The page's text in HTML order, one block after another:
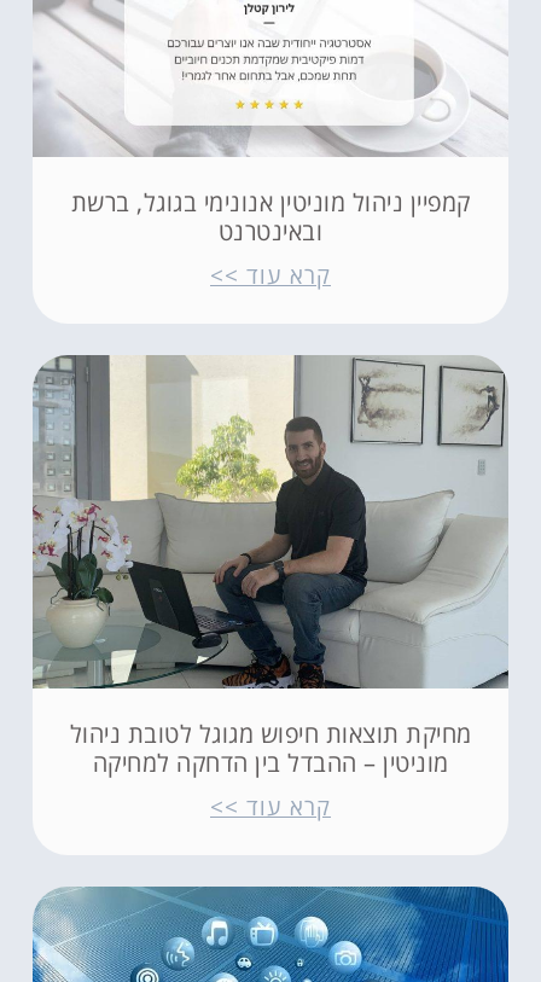
קמפיין ניהול מוניטין אנונימי בגוגל, ברשת
ובאינטרנט
קרא עוד >>
מחיקת תוצאות חיפוש מגוגל לטובת ניהול
מוניטין – ההבדל בין הדחקה למחיקה
קרא עוד >>